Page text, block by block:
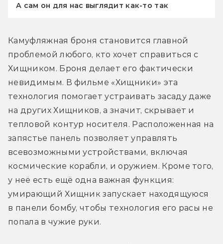
А сам он для нас выглядит как-то так
Камуфляжная броня становится главной
проблемой любого, кто хочет справиться с
Хищником. Броня делает его фактически
невидимым. В фильме «Хищники» эта
технология помогает устраивать засаду даже
на других Хищников, а значит, скрывает и
тепловой контур носителя. Расположенная на
запястье панель позволяет управлять
всевозможными устройствами, включая
космические корабли, и оружием. Кроме того,
у неё есть ещё одна важная функция:
умирающий Хищник запускает находящуюся
в панели бомбу, чтобы технология его расы не
попала в чужие руки.